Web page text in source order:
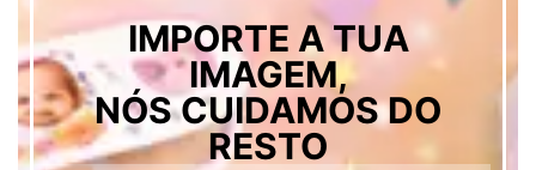
IMPORTE A TUA
IMAGEM,
NÓS CUIDAMOS DO
RESTO